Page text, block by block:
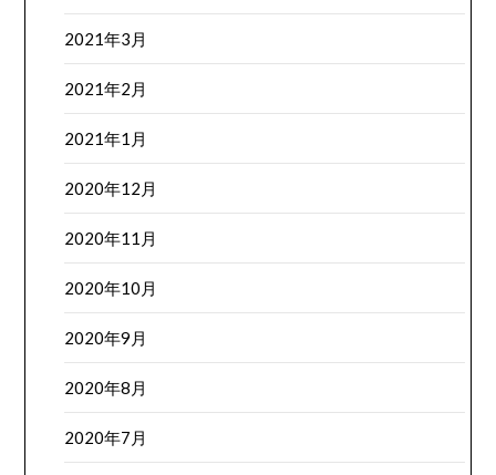
2021年3月
2021年2月
2021年1月
2020年12月
2020年11月
2020年10月
2020年9月
2020年8月
2020年7月